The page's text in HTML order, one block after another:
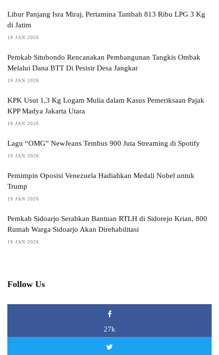
Libur Panjang Isra Miraj, Pertamina Tambah 813 Ribu LPG 3 Kg
di Jatim
19 JAN 2026
Pemkab Situbondo Rencanakan Pembangunan Tangkis Ombak
Melalui Dana BTT Di Pesisir Desa Jangkar
19 JAN 2026
KPK Usut 1,3 Kg Logam Mulia dalam Kasus Pemeriksaan Pajak
KPP Madya Jakarta Utara
19 JAN 2026
Lagu “OMG” NewJeans Tembus 900 Juta Streaming di Spotify
19 JAN 2026
Pemimpin Oposisi Venezuela Hadiahkan Medali Nobel untuk
Trump
19 JAN 2026
Pemkab Sidoarjo Serahkan Bantuan RTLH di Sidorejo Krian, 800
Rumah Warga Sidoarjo Akan Direhabilitasi
19 JAN 2026
Follow Us
27k